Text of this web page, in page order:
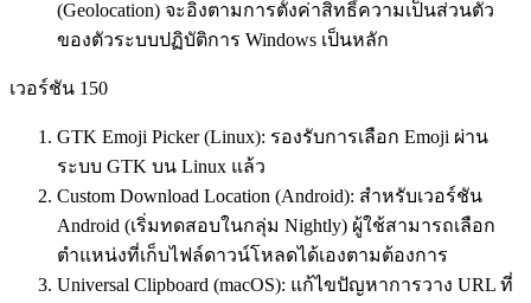
(Geolocation) จะอิงตามการตั้งค่าสิทธิ์ความเป็นส่วนตัว
ของตัวระบบปฏิบัติการ Windows เป็นหลัก
เวอร์ชัน 150
GTK Emoji Picker (Linux): รองรับการเลือก Emoji ผ่าน
ระบบ GTK บน Linux แล้ว
Custom Download Location (Android): สำหรับเวอร์ชัน
Android (เริ่มทดสอบในกลุ่ม Nightly) ผู้ใช้สามารถเลือก
ตำแหน่งที่เก็บไฟล์ดาวน์โหลดได้เองตามต้องการ
Universal Clipboard (macOS): แก้ไขปัญหาการวาง URL ที่